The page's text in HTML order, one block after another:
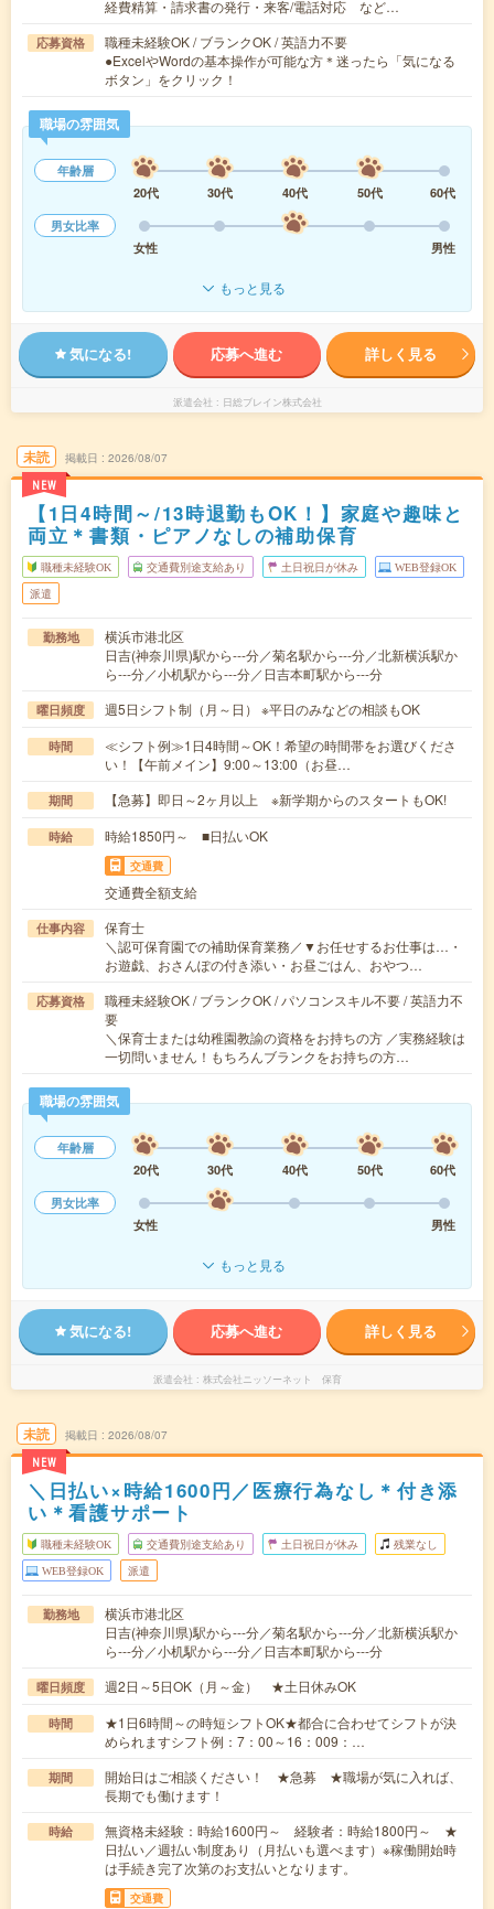
経費精算・請求書の発行・来客/電話対応 など…
応募資格
職種未経験OK / ブランクOK / 英語力不要
●ExcelやWordの基本操作が可能な方＊迷ったら「気になる
ボタン」をクリック！
職場の雰囲気
年齢層
20代
30代 40代 50代
60代
男女比率
女性
男性
もっと見る
気になる! 応募へ進む 詳しく見る
派遣会社 日総ブレイン株式会社
未読
NEW
掲載日 2026/08/07
【1日4時間～/13時退勤もOK！】家庭や趣味と
両立＊書類・ピアノなしの補助保育
職種未経験OK 交通費別途支給あり 土日祝日が休み WEB登録OK
派遣
勤務地
横浜市港北区
日吉(神奈川県)駅から---分／菊名駅から---分／北新横浜駅か
ら---分／小机駅から---分／日吉本町駅から---分
曜日頻度 週5日シフト制（月～日） ※平日のみなどの相談もOK
時間
≪シフト例≫1日4時間～OK！希望の時間帯をお選びくださ
い！【午前メイン】9:00～13:00（お昼…
期間 【急募】即日～2ヶ月以上 ※新学期からのスタートもOK!
時給 時給1850円～ ■日払いOK
交通費
交通費全額支給
仕事内容
保育士
＼認可保育園での補助保育業務／▼お任せするお仕事は…・
お遊戯、おさんぽの付き添い・お昼ごはん、おやつ…
応募資格
職種未経験OK / ブランクOK / パソコンスキル不要 / 英語力不
要
＼保育士または幼稚園教諭の資格をお持ちの方 ／実務経験は
一切問いません！もちろんブランクをお持ちの方…
職場の雰囲気
年齢層
20代
30代 40代 50代
60代
男女比率
女性
男性
もっと見る
気になる! 応募へ進む 詳しく見る
派遣会社 株式会社ニッソーネット 保育
未読
NEW
掲載日 2026/08/07
＼日払い×時給1600円／医療行為なし＊付き添
い＊看護サポート
職種未経験OK 交通費別途支給あり 土日祝日が休み 残業なし
WEB登録OK 派遣
勤務地
横浜市港北区
日吉(神奈川県)駅から---分／菊名駅から---分／北新横浜駅か
ら---分／小机駅から---分／日吉本町駅から---分
曜日頻度 週2日～5日OK（月～金） ★土日休みOK
時間
★1日6時間～の時短シフトOK★都合に合わせてシフトが決
められますシフト例：7：00～16：009：…
期間
開始日はご相談ください！ ★急募 ★職場が気に入れば、
長期でも働けます！
時給
無資格未経験：時給1600円～ 経験者：時給1800円～ ★
日払い／週払い制度あり（月払いも選べます）※稼働開始時
は手続き完了次第のお支払いとなります。
交通費